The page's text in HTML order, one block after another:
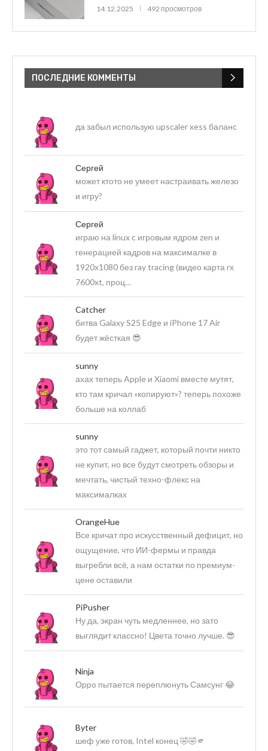
14.12.2025
492 просмотров
ПОСЛЕДНИЕ КОММЕНТЫ
да забыл использую upscaler xess баланс
Сергей
может ктото не умеет настраивать железо
и игру?
Сергей
играю на linux c игровым ядром zen и
генерацией кадров на максималке в
1920х1080 без ray tracing (видео карта rx
7600xt, проц…
Catcher
битва Galaxy S25 Edge и iPhone 17 Air
будет жёсткая 😎
sunny
ахах теперь Apple и Xiaomi вместе мутят,
кто там кричал «копируют»? теперь похоже
больше на коллаб
sunny
это тот самый гаджет, который почти никто
не купит, но все будут смотреть обзоры и
мечтать, чистый техно-флекс на
максималках
OrangeHue
Все кричат про искусственный дефицит, но
ощущение, что ИИ-фермы и правда
выгребли всё, а нам остатки по премиум-
цене оставили
PiPusher
Ну да, экран чуть медленнее, но зато
выглядит классно! Цвета точно лучше. 😎
Ninja
Оppo пытается переплюнуть Самсунг 😂
Byter
шеф уже готов, Intel конец 🤣🤣🫵